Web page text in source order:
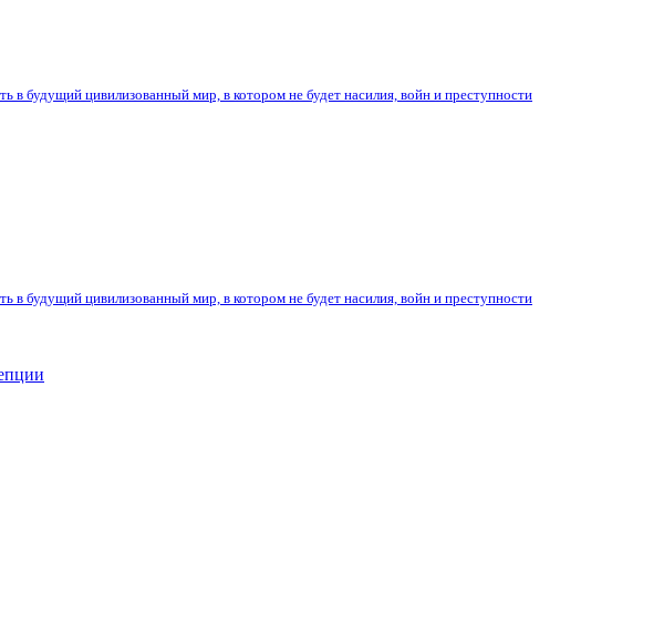
в будущий цивилизованный мир, в котором не будет насилия, войн и преступности
в будущий цивилизованный мир, в котором не будет насилия, войн и преступности